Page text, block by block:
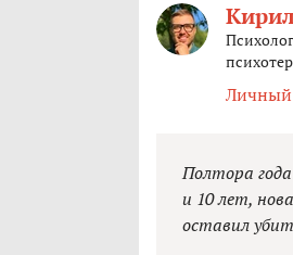
Личный
Полтора
и 10 лет,
оставил